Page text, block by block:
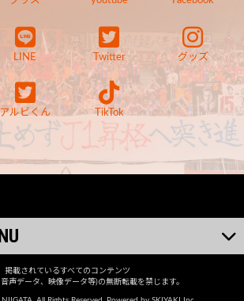
LINE Twitter グッズ
アルビくん TikTok
掲載されているすべてのコンテンツ
声データ、映像データ等)の無断転載を禁じます。